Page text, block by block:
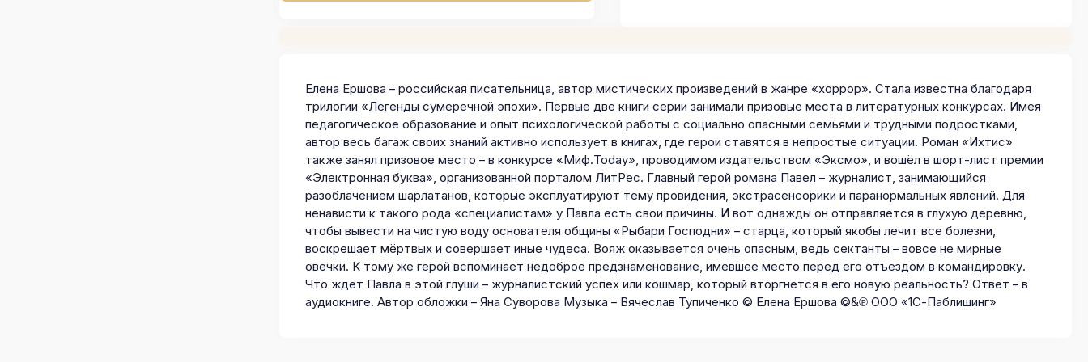
Елена Ершова – российская писательница, автор мистических произведений в жанре «хоррор». Стала известна благодаря
трилогии «Легенды сумеречной эпохи». Первые две книги серии занимали призовые места в литературных конкурсах. Имея
педагогическое образование и опыт психологической работы с социально опасными семьями и трудными подростками,
автор весь багаж своих знаний активно использует в книгах, где герои ставятся в непростые ситуации. Роман «Ихтис»
также занял призовое место – в конкурсе «Миф.Today», проводимом издательством «Эксмо», и вошёл в шорт-лист премии
«Электронная буква», организованной порталом ЛитРес. Главный герой романа Павел – журналист, занимающийся
разоблачением шарлатанов, которые эксплуатируют тему провидения, экстрасенсорики и паранормальных явлений. Для
ненависти к такого рода «специалистам» у Павла есть свои причины. И вот однажды он отправляется в глухую деревню,
чтобы вывести на чистую воду основателя общины «Рыбари Господни» – старца, который якобы лечит все болезни,
воскрешает мёртвых и совершает иные чудеса. Вояж оказывается очень опасным, ведь сектанты – вовсе не мирные
овечки. К тому же герой вспоминает недоброе предзнаменование, имевшее место перед его отъездом в командировку.
Что ждёт Павла в этой глуши – журналистский успех или кошмар, который вторгнется в его новую реальность? Ответ – в
аудиокниге. Автор обложки – Яна Суворова Музыка – Вячеслав Тупиченко © Елена Ершова ©&℗ ООО «1С-Паблишинг»